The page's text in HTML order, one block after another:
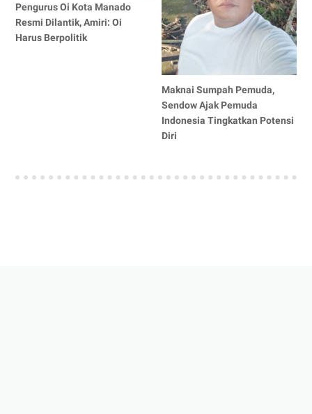
Pengurus Oi Kota Manado
Resmi Dilantik, Amiri: Oi
Harus Berpolitik
Maknai Sumpah Pemuda,
Sendow Ajak Pemuda
Indonesia Tingkatkan Potensi
Diri